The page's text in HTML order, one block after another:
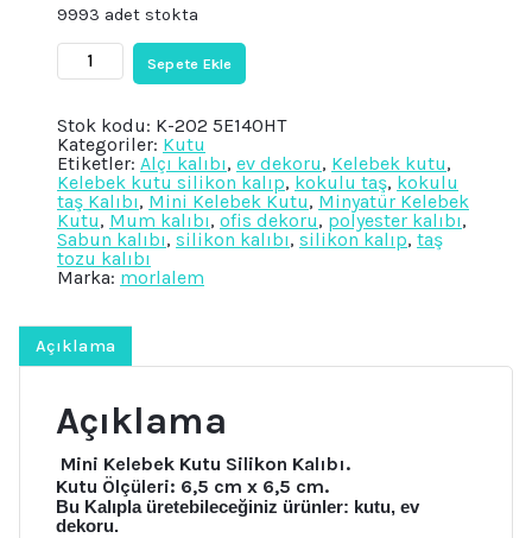
9993 adet stokta
Mini
Kelebek
Kalıp
K-
202,
Kokulu
Taş
Sabun
Alçı
Mum
Kalıbı
Sepete Ekle
Stok kodu: K-202 5E140HT
Kategoriler: Kutu
Etiketler: Alçı kalıbı, ev dekoru, Kelebek kutu,
Kelebek kutu silikon kalıp, kokulu taş, kokulu
taş Kalıbı, Mini Kelebek Kutu, Minyatür Kelebek
Kutu, Mum kalıbı, ofis dekoru, polyester kalıbı,
Sabun kalıbı, silikon kalıbı, silikon kalıp, taş
tozu kalıbı
Marka: morlalem
Açıklama
Açıklama
Mini Kelebek Kutu Silikon Kalıbı.
Kutu Ölçüleri: 6,5 cm x 6,5 cm.
Bu Kalıpla üretebileceğiniz ürünler: kutu, ev
dekoru.